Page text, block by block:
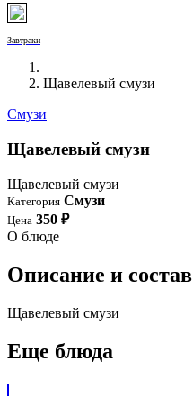
Завтраки
Щавелевый смузи
Смузи
Щавелевый смузи
Щавелевый смузи
Категория Смузи
Цена 350 ₽
О блюде
Описание и состав
Щавелевый смузи
Еще блюда